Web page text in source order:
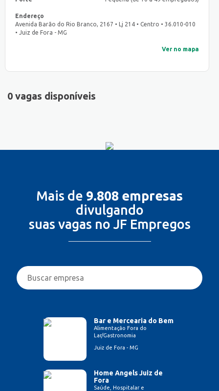
Endereço
Avenida Barão do Rio Branco, 2167 • Lj 214 • Centro • 36.010-010
• Juiz de Fora - MG
Ver no mapa
0 vagas disponíveis
Mais de 9.808 empresas
divulgando
suas vagas no JF Empregos
Bar e Mercearia do Bem
Alimentação Fora do
Lar/Gastronomia
Juiz de Fora - MG
Home Angels Juiz de
Fora
Saúde, Hospitalar e